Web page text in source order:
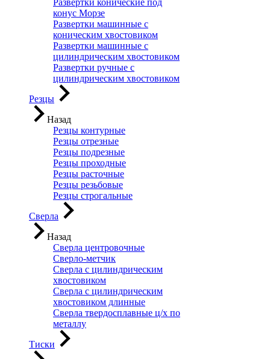
Развертки конические под
конус Морзе
Развертки машинные с
коническим хвостовиком
Развертки машинные с
цилиндрическим хвостовиком
Развертки ручные с
цилиндрическим хвостовиком
Резцы
Назад
Резцы контурные
Резцы отрезные
Резцы подрезные
Резцы проходные
Резцы расточные
Резцы резьбовые
Резцы строгальные
Сверла
Назад
Сверла центровочные
Сверло-метчик
Сверла с цилиндрическим
хвостовиком
Сверла с цилиндрическим
хвостовиком длинные
Сверла твердосплавные ц/х по
металлу
Тиски